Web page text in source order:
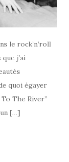
le rock’n’roll
j’ai
quoi égayer
The River”
[…]